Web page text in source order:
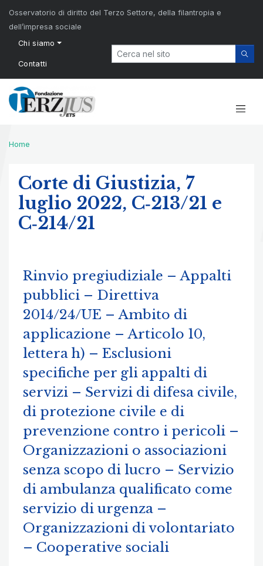
Osservatorio di diritto del Terzo Settore, della filantropia e
dell’impresa sociale
Chi siamo
Contatti
Home
Corte di Giustizia, 7
luglio 2022, C‑213/21 e
C‑214/21
Rinvio pregiudiziale – Appalti
pubblici – Direttiva
2014/24/UE – Ambito di
applicazione – Articolo 10,
lettera h) – Esclusioni
specifiche per gli appalti di
servizi – Servizi di difesa civile,
di protezione civile e di
prevenzione contro i pericoli –
Organizzazioni o associazioni
senza scopo di lucro – Servizio
di ambulanza qualificato come
servizio di urgenza –
Organizzazioni di volontariato
– Cooperative sociali